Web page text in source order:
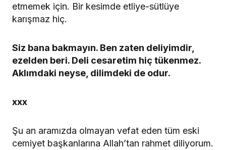
etmemek için. Bir kesimde etliye-sütlüye
karışmaz hiç.
Siz bana bakmayın. Ben zaten deliyimdir,
ezelden beri. Deli cesaretim hiç tükenmez.
Aklımdaki neyse, dilimdeki de odur.
xxx
Şu an aramızda olmayan vefat eden tüm eski
cemiyet başkanlarına Allah’tan rahmet diliyorum.